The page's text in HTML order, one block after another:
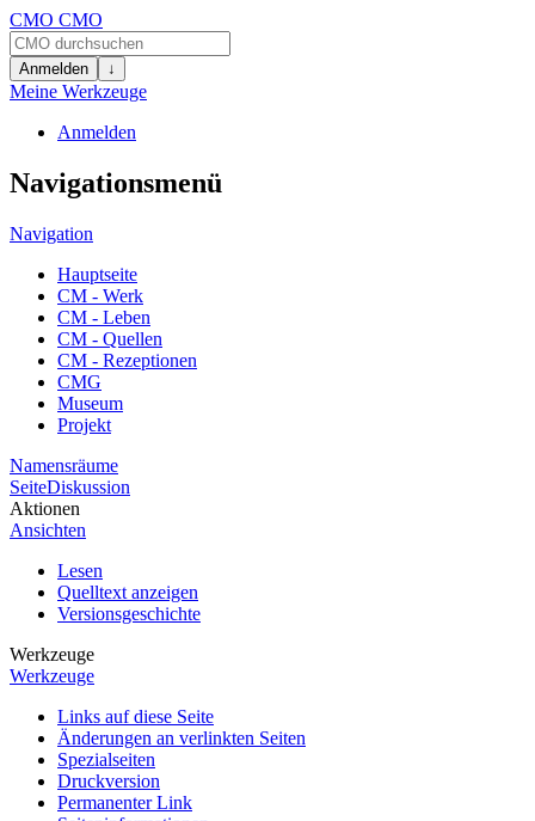
CMO CMO
Anmelden ↓
Meine Werkzeuge
Anmelden
Navigationsmenü
Navigation
Hauptseite
CM - Werk
CM - Leben
CM - Quellen
CM - Rezeptionen
CMG
Museum
Projekt
Namensräume
SeiteDiskussion
Aktionen
Ansichten
Lesen
Quelltext anzeigen
Versionsgeschichte
Werkzeuge
Werkzeuge
Links auf diese Seite
Änderungen an verlinkten Seiten
Spezialseiten
Druckversion
Permanenter Link